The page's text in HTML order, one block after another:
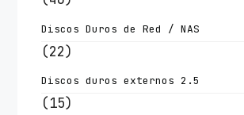
Discos Duros de Red / NAS
(22)
Discos duros externos 2.5
(15)